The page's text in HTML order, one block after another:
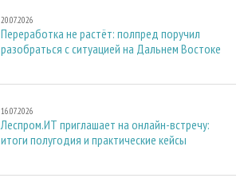
20.07.2026
Переработка не растёт: полпред поручил
разобраться с ситуацией на Дальнем Востоке
16.07.2026
Леспром.ИТ приглашает на онлайн-встречу:
итоги полугодия и практические кейсы